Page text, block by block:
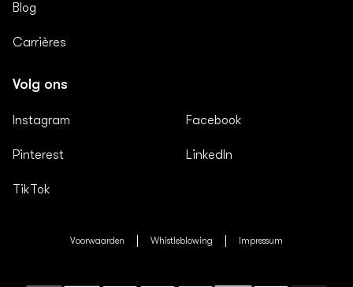
Blog
Carrières
Volg ons
Instagram
Pinterest
TikTok
Facebook
LinkedIn
Voorwaarden Whistleblowing Impressum